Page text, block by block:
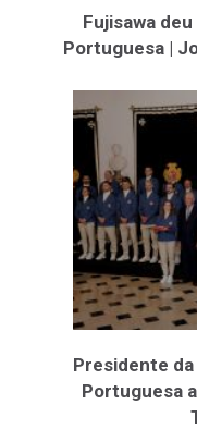
Fujisawa
Portuguesa |
Presidente
Portuguesa